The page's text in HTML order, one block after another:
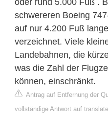
schwereren Boeing
auf nur 4.200 Fuß
verzeichnet. Viele
Landebahnen, die
was die Zahl der
können, einschränkt.
Antrag auf Entfernung der
vollständige Antwort auf